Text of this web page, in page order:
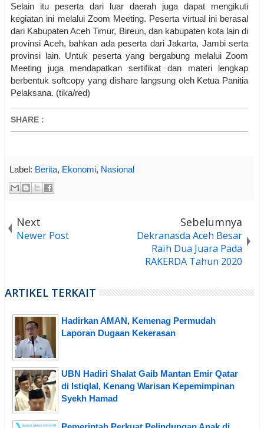
Selain itu peserta dari luar daerah juga dapat mengikuti
kegiatan ini melalui Zoom Meeting. Peserta virtual ini berasal
dari Kabupaten Aceh Timur, Bireun, dan kabupaten kota lain di
provinsi Aceh, bahkan ada peserta dari Jakarta, Jambi serta
provinsi lain. Untuk peserta yang bergabung melalui Zoom
Meeting juga mendapatkan sertifikat dan materi lengkap
berbentuk softcopy yang dishare langsung oleh Ketua Panitia
Pelaksana. (tika/red)
SHARE :
Label: Berita, Ekonomi, Nasional
Next
Newer Post
Sebelumnya
Dekranasda Aceh Besar
Raih Dua Juara Pada
RAKERDA Tahun 2020
ARTIKEL TERKAIT
Hadirkan AMAN, Kemenag Permudah
Laporan Dugaan Kekerasan
UBN Hadiri Shalat Gaib Mantan Emir Qatar
di Istiqlal, Kenang Warisan Kepemimpinan
Syekh Hamad